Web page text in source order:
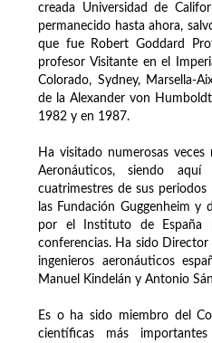
creada Universidad de
permanecido hasta ahora,
que fue Robert Goddard
profesor Visitante en el
Colorado, Sydney, Marsella-
de la Alexander von
1982 y en 1987.
Ha visitado numerosas veces
Aeronáuticos, siendo
cuatrimestres de sus
las Fundación Guggenheim y
por el Instituto de
conferencias. Ha sido Director
ingenieros aeronáuticos
Manuel Kindelán y Antonio
Es o ha sido miembro del
científicas más